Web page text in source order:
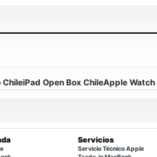
ChileiPad Open Box ChileApple
Servicios
Servicio Técnico Apple